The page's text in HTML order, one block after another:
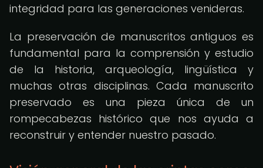
integridad para las generaciones venideras.
La preservación de manuscritos antiguos es
fundamental para la comprensión y estudio
de la historia, arqueología, lingüística y
muchas otras disciplinas. Cada manuscrito
preservado es una pieza única de un
rompecabezas histórico que nos ayuda a
reconstruir y entender nuestro pasado.